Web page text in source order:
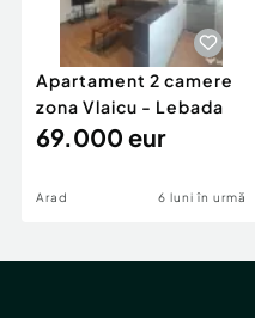
Apartament 2 camere
zona Vlaicu - Lebada
69.000 eur
Arad 6 luni în urmă